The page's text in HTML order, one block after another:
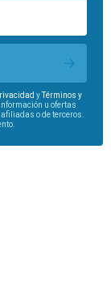
yTérminos y
u ofertas
o de terceros.